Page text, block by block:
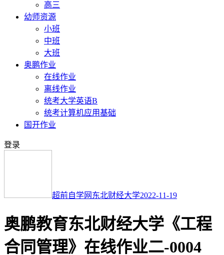
高三
幼师资源
小班
中班
大班
奥鹏作业
在线作业
离线作业
统考大学英语B
统考计算机应用基础
国开作业
登录
超前自学网 东北财经大学2022-11-19
奥鹏教育东北财经大学《工程
合同管理》在线作业二-0004